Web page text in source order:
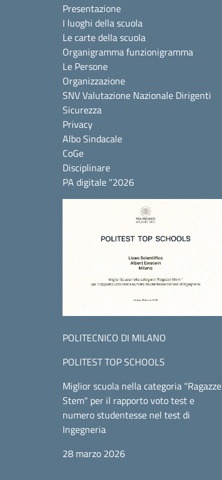
Presentazione
I luoghi della scuola
Le carte della scuola
Organigramma funzionigramma
Le Persone
Organizzazione
SNV Valutazione Nazionale Dirigenti
Sicurezza
Privacy
Albo Sindacale
CoGe
Disciplinare
PA digitale "2026
POLITECNICO DI MILANO
POLITEST TOP SCHOOLS
Miglior scuola nella categoria "Ragazze
Stem" per il rapporto voto test e
numero studentesse nel test di
Ingegneria
28 marzo 2026